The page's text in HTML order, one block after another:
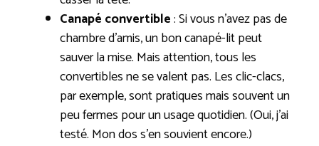
Canapé convertible: Si vous n’avez pas de
chambre d’amis, un bon canapé-lit peut
sauver la mise. Mais attention, tous les
convertibles ne se valent pas. Les clic-clacs,
par exemple, sont pratiques mais souvent un
peu fermes pour un usage quotidien. (Oui, j’ai
testé. Mon dos s’en souvient encore.)